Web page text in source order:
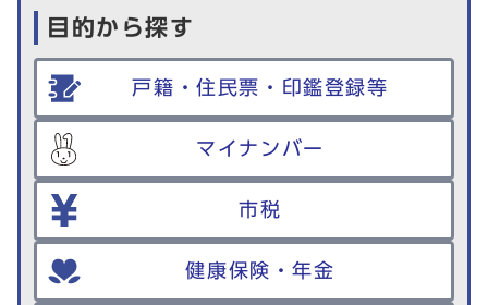
目的から探す
戸籍・住民票・印鑑登録等
マイナンバー
市税
健康保険・年金